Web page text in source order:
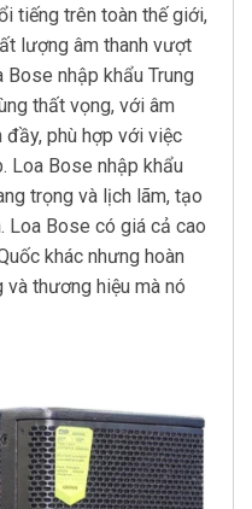
tiếng trên toàn thế giới,
lượng âm thanh vượt
nhập khẩu Trung
thất vọng, với âm
phù hợp với việc
Loa Bose nhập khẩu
trọng và lịch lãm, tạo
Loa Bose có giá cả cao
khác nhưng hoàn
thương hiệu mà nó